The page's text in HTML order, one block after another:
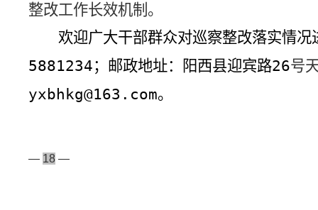
整改工作长效机制。
欢迎广大干部群众对巡察整改落实情
5881234；邮政地址： 阳西县迎宾路26号
yxbhkg@163.com。
— 18 —